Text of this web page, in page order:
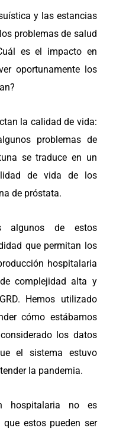
y las estancias
problemas de salud
es el impacto en
oportunamente los
la calidad de vida:
problemas de
se traduce en un
de vida de los
de próstata.
algunos de estos
que permitan los
hospitalaria
complejidad alta y
Hemos utilizado
cómo estábamos
los datos
el sistema estuvo
la pandemia.
hospitalaria no es
estos pueden ser